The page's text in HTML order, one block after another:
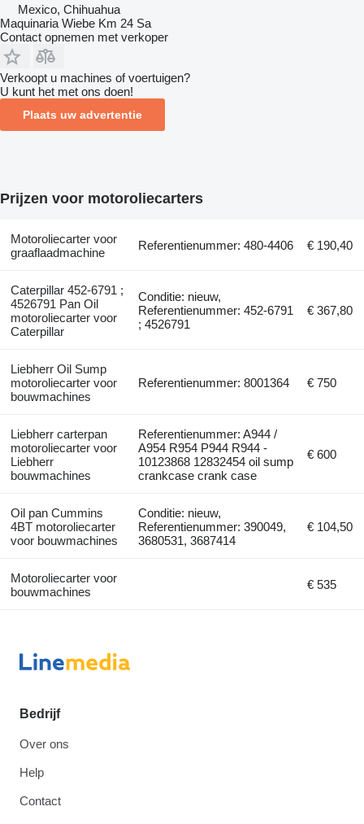
Mexico, Chihuahua
Maquinaria Wiebe Km 24 Sa
Contact opnemen met verkoper
Verkoopt u machines of voertuigen?
U kunt het met ons doen!
Plaats uw advertentie
Prijzen voor motoroliecarters
Motoroliecarter voor
graaflaadmachine
Referentienummer: 480-4406 € 190,40
Caterpillar 452-6791 ;
4526791 Pan Oil
motoroliecarter voor
Caterpillar
Conditie: nieuw,
Referentienummer: 452-6791
; 4526791
€ 367,80
Liebherr Oil Sump
motoroliecarter voor
bouwmachines
Referentienummer: 8001364 € 750
Liebherr carterpan
motoroliecarter voor
Liebherr
bouwmachines
Referentienummer: A944 /
A954 R954 P944 R944 -
10123868 12832454 oil sump
crankcase crank case
€ 600
Oil pan Cummins
4BT motoroliecarter
voor bouwmachines
Conditie: nieuw,
Referentienummer: 390049,
3680531, 3687414
€ 104,50
Motoroliecarter voor
bouwmachines
€ 535
Bedrijf
Over ons
Help
Contact